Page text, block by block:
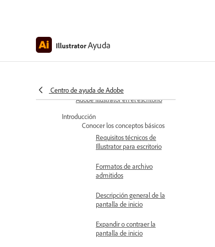
IllustratorAyuda
Centro de ayuda de Adobe
Illustrator para escritorio
Descripción general de Adobe
Mejoras de rendimiento en
Adobe Illustrator en el escritorio
Introducción
Conocer los conceptos básicos
Requisitos técnicos de
Illustrator para escritorio
Formatos de archivo
admitidos
Descripción general de la
pantalla de inicio
Expandir o contraer la
pantalla de inicio